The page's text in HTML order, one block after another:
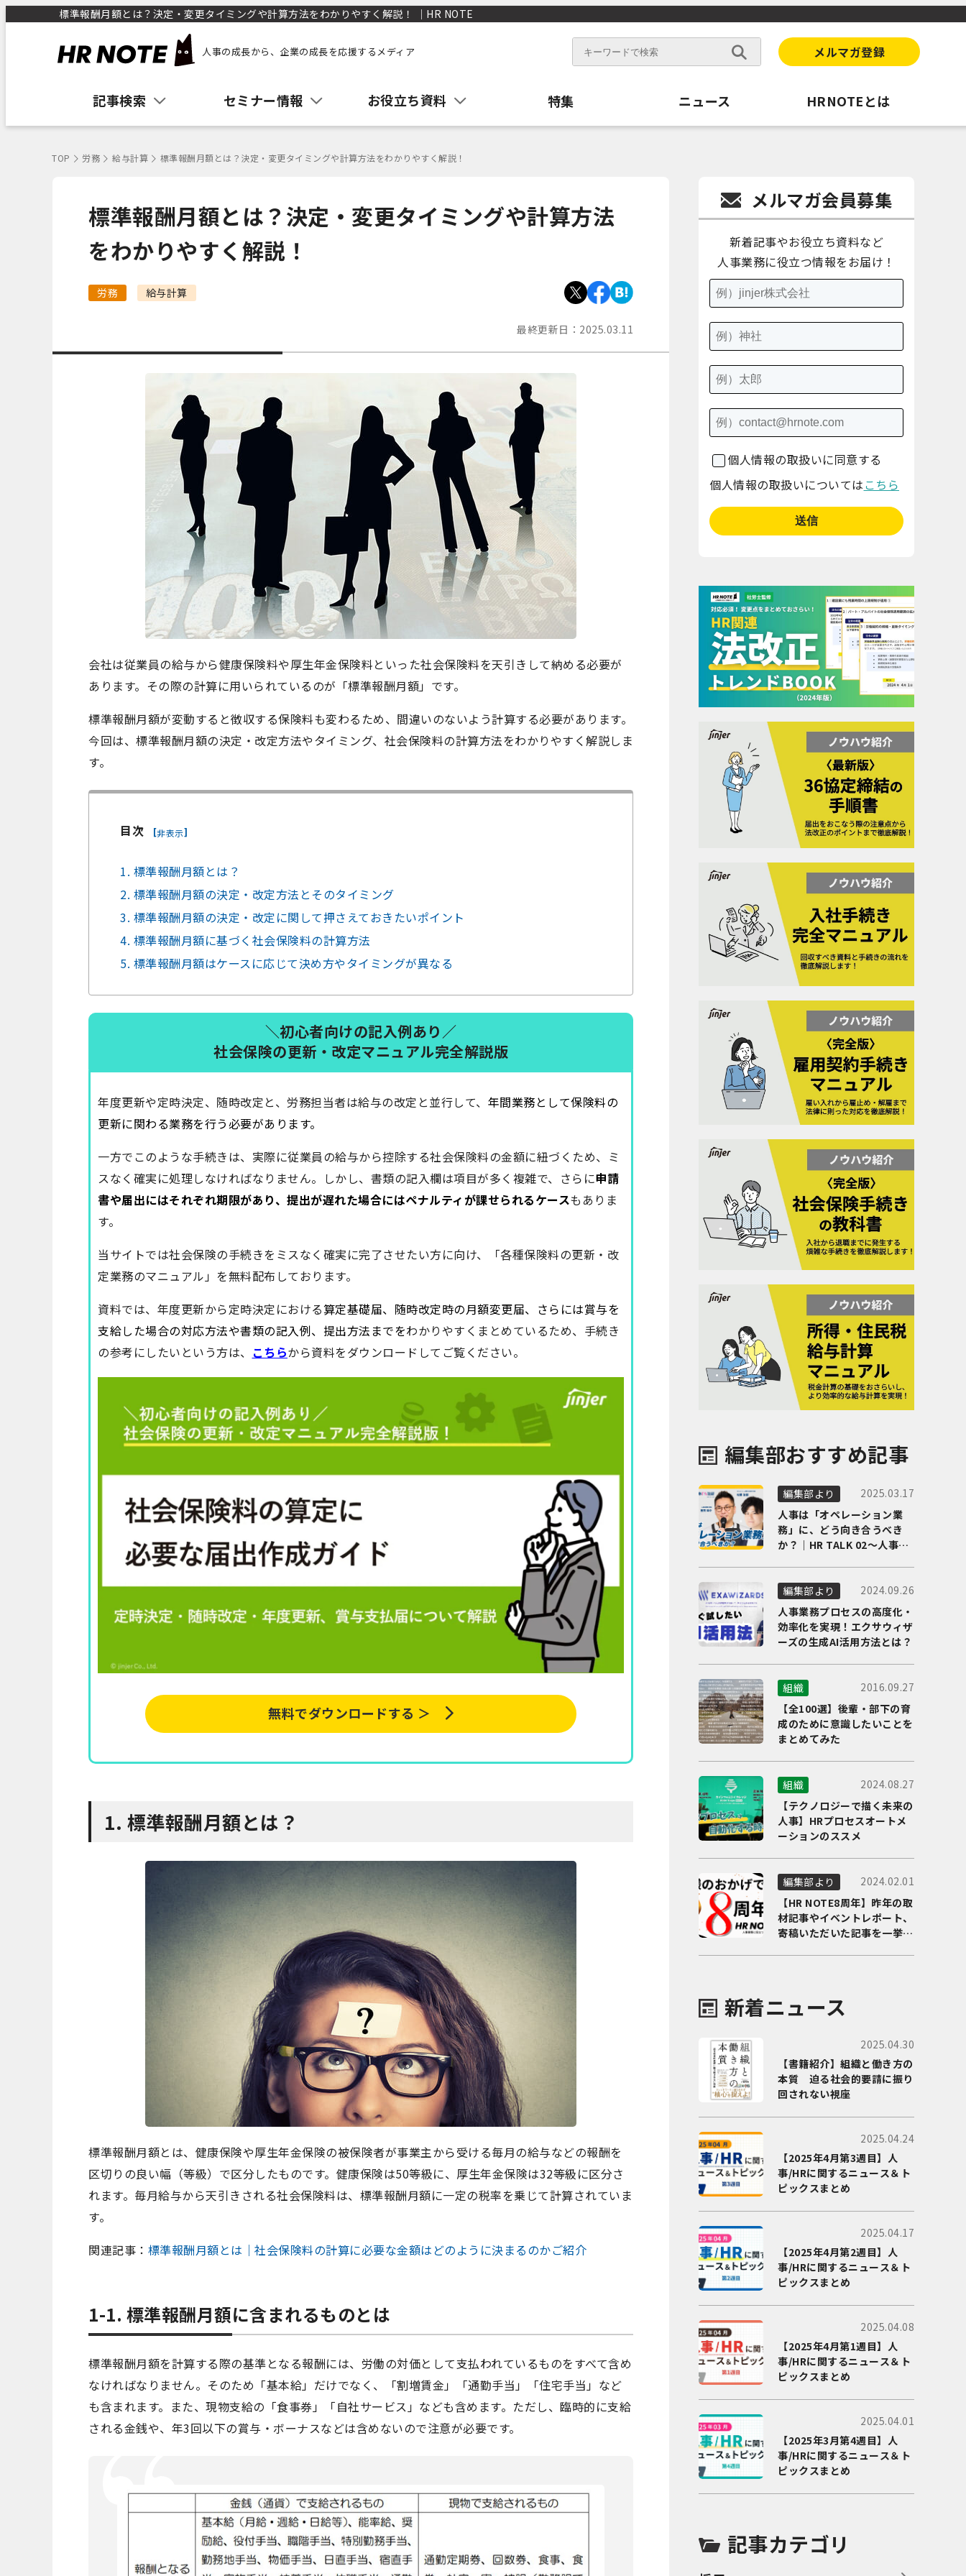
標準報酬月額とは？決定・変更タイミングや計算方法をわかりやすく解説！ ｜HR NOTE
人事の成長から、企業の成長を応援するメディア メルマガ登録
記事検索 セミナー情報 お役立ち資料 特集 ニュース HRNOTEとは
TOP 労務 給与計算 標準報酬月額とは？決定・変更タイミングや計算方法をわかりやすく解説！
標準報酬月額とは？決定・変更タイミングや計算方法
をわかりやすく解説！
労務 給与計算
最終更新日： 2025.03.11
会社は従業員の給与から健康保険料や厚生年金保険料といった社会保険料を天引きして納める必要が
あります。その際の計算に用いられているのが「標準報酬月額」です。
標準報酬月額が変動すると徴収する保険料も変わるため、間違いのないよう計算する必要があります。
今回は、標準報酬月額の決定・改定方法やタイミング、社会保険料の計算方法をわかりやすく解説しま
す。
目次 [非表示]
1. 標準報酬月額とは？
2. 標準報酬月額の決定・改定方法とそのタイミング
3. 標準報酬月額の決定・改定に関して押さえておきたいポイント
4. 標準報酬月額に基づく社会保険料の計算方法
5. 標準報酬月額はケースに応じて決め方やタイミングが異なる
＼初心者向けの記入例あり／
社会保険の更新・改定マニュアル完全解説版
年度更新や定時決定、 随時改定と、労務担当者は給与の改定と並行して、 年間業務として保険料の
更新に関わる業務を行う必要があります。
一方でこのような手続きは、実際に従業員の給与から控除する社会保険料の金額に紐づくため、ミ
スなく確実に処理しなければなりません。しかし、書類の記入欄は項目が多く複雑で、さらに申請
書や届出にはそれぞれ期限があり、提出が遅れた場合にはペナルティが課せられるケースもありま
す。
当サイトでは社会保険の手続きをミスなく確実に完了させたい方に向け、「各種保険料の更新・改
定業務のマニュアル」を無料配布しております。
資料では、年度更新から定時決定における算定基礎届、 随時改定時の月額変更届、さらには賞与を
支給した場合の対応方法や書類の記入例、提出方法 までをわかりやすくまとめているため、手続き
の参考にしたいという方は、 こちらから資料をダウンロードしてご覧ください。
無料でダウンロードする ＞
1. 標準報酬月額とは？
標準報酬月額とは、健康保険や厚生年金保険の被保険者が事業主から受ける毎月の給与などの報酬を
区切りの良い幅（等級）で区分したものです。健康保険は50等級に、厚生年金保険は32等級に区分さ
れます。毎月給与から天引きされる社会保険料は、標準報酬月額に一定の税率を乗じて計算されていま
す。
関連記事： 標準報酬月額とは｜社会保険料の計算に必要な金額はどのように決まるのかご紹介
1-1. 標準報酬月額に含まれるものとは
標準報酬月額を計算する際の基準となる報酬には、労働の対価として支払われているものをすべて含め
なければなりません。そのため「基本給」だけでなく、「割増賃金」「通勤手当」「住宅手当」など
も含まれます。また、現物支給の「食事券」「自社サービス」なども含めます。ただし、臨時的に支給
される金銭や、年3回以下の賞与・ボーナスなどは含めないので注意が必要です。
メルマガ会員募集
新着記事やお役立ち資料など
人事業務に役立つ情報をお届け！
個人情報の取扱いに同意する
個人情報の取扱いについては こちら
編集部おすすめ記事
編集部より
2025.03.17
人事は「オペレーション業
務」に、どう向き合うべき
か？｜HR TALK 02～人事DX
編集部より
2024.09.26
人事業務プロセスの高度化・
効率化を実現！エクサウィザ
ーズの生成AI活用方法とは？
組織
2016.09.27
【全100選】後輩・部下の育
成のために意識したいことを
まとめてみた
組織
2024.08.27
【テクノロジーで描く未来の
人事】HRプロセスオートメ
ーションのススメ
編集部より
2024.02.01
【HR NOTE8周年】昨年の取
材記事やイベントレポート、
寄稿いただいた記事を一挙に
新着ニュース
2025.04.30
【書籍紹介】組織と働き方の
本質 迫る社会的要請に振り
回されない視座
2025.04.24
【2025年4月第3週目】人
事/HRに関するニュース＆ト
ピックスまとめ
2025.04.17
【2025年4月第2週目】人
事/HRに関するニュース＆ト
ピックスまとめ
2025.04.08
【2025年4月第1週目】人
事/HRに関するニュース＆ト
ピックスまとめ
2025.04.01
【2025年3月第4週目】人
事/HRに関するニュース＆ト
ピックスまとめ
記事カテゴリ